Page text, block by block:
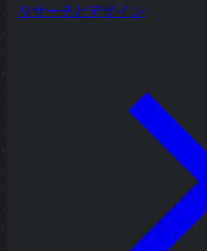
リサーチとデザイン